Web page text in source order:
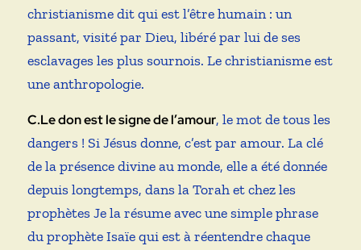
christianisme dit qui est l’être humain : un
passant, visité par Dieu, libéré par lui de ses
esclavages les plus sournois. Le christianisme est
une anthropologie.
C.Le don est le signe de l’amour, le mot de tous les
dangers ! Si Jésus donne, c’est par amour. La clé
de la présence divine au monde, elle a été donnée
depuis longtemps, dans la Torah et chez les
prophètes Je la résume avec une simple phrase
du prophète Isaïe qui est à réentendre chaque